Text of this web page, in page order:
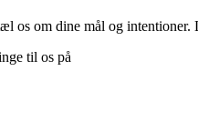
os om dine mål og intentioner.
til os på